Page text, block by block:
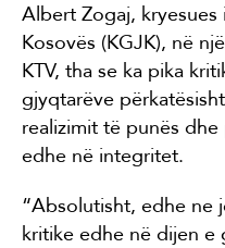
Albert Zogaj,
Kosovës (KGJK), në
KTV, tha se ka pika
gjyqtarëve
realizimit të punës
edhe në integritet.
“Absolutisht, edhe ne
kritike edhe në dijen e